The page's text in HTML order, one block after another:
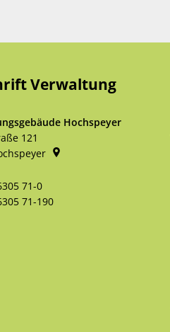
Verwaltung
Hochspeyer
121
71-0
71-190